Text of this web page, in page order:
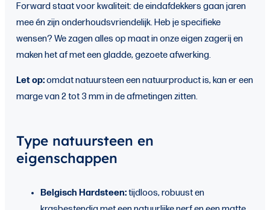
Forward staat voor kwaliteit: de eindafdekkers gaan jaren
mee én zijn onderhoudsvriendelijk. Heb je specifieke
wensen? We zagen alles op maat in onze eigen zagerij en
maken het af met een gladde, gezoete afwerking.
Let op:omdat natuursteen een natuurproduct is, kan er een
marge van 2 tot 3 mm in de afmetingen zitten.
Type natuursteen en
eigenschappen
Belgisch Hardsteen:tijdloos, robuust en